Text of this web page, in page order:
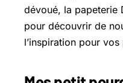
dévoué, la papeterie
pour découvrir de
l’inspiration pour